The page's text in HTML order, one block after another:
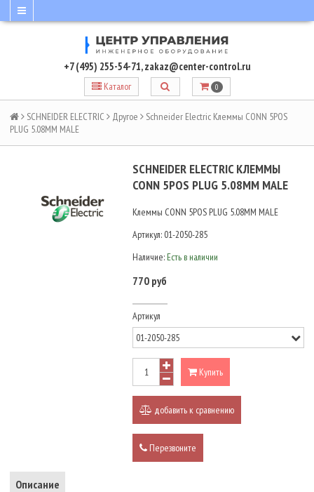
+7 (495) 255-54-71,zakaz@center-control.ru
Каталог 0
SCHNEIDER ELECTRIC Другое
Schneider Electric Клеммы CONN 5POS
PLUG 5.08MM MALE
SCHNEIDER ELECTRIC КЛЕММЫ
CONN 5POS PLUG 5.08MM MALE
Клеммы CONN 5POS PLUG 5.08MM MALE
Артикул: 01-2050-285
Наличие: Есть в наличии
770 руб
Артикул
Купить
добавить к сравнению
Перезвоните
Описание